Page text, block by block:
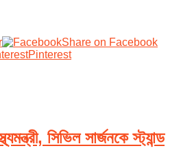
Share on Facebook
Pinterest
সিভিল সার্জনকে স্ট্যান্ড